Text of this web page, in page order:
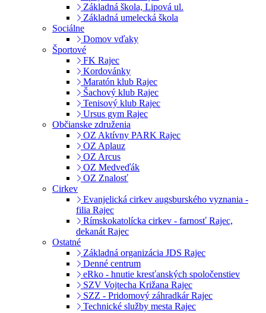
Základná škola, Lipová ul.
Základná umelecká škola
Sociálne
Domov vďaky
Športové
FK Rajec
Kordovánky
Maratón klub Rajec
Šachový klub Rajec
Tenisový klub Rajec
Ursus gym Rajec
Občianske združenia
OZ Aktívny PARK Rajec
OZ Aplauz
OZ Arcus
OZ Medveďák
OZ Znalosť
Cirkev
Evanjelická cirkev augsburského vyznania -
filia Rajec
Rímskokatolícka cirkev - farnosť Rajec,
dekanát Rajec
Ostatné
Základná organizácia JDS Rajec
Denné centrum
eRko - hnutie kresťanských spoločenstiev
SZV Vojtecha Križana Rajec
SZZ - Pridomový záhradkár Rajec
Technické služby mesta Rajec